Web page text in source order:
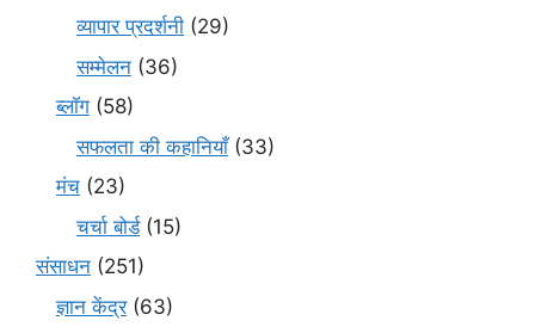
व्यापार प्रदर्शनी (29)
सम्मेलन (36)
ब्लॉग (58)
सफलता की कहानियाँ(33)
मंच (23)
चर्चा बोर्ड(15)
संसाधन (251)
ज्ञान केंद्र(63)